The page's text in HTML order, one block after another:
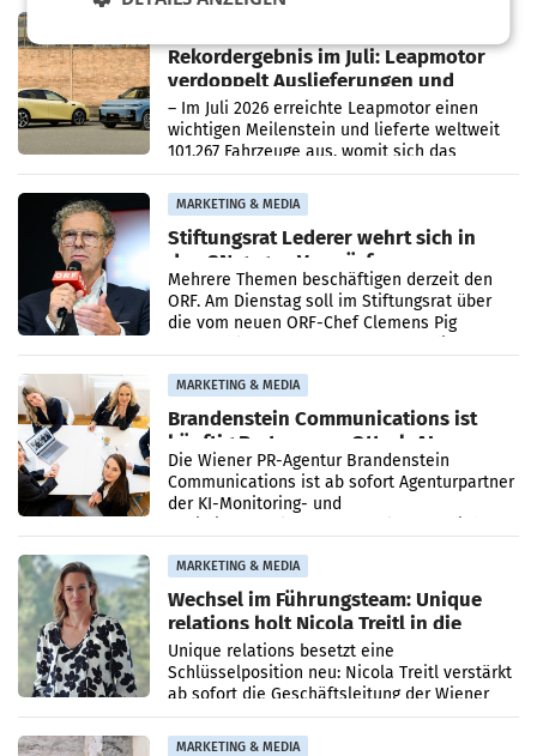
Rekordergebnis im Juli: Leapmotor
verdoppelt Auslieferungen und
überschreitet die 100.000er-Marke
– Im Juli 2026 erreichte Leapmotor einen
wichtigen Meilenstein und lieferte weltweit
101.267 Fahrzeuge aus, womit sich das
Ergebnis gegenüber Juli 2025 mehr als
verdoppelte (+102
MARKETING & MEDIA
Stiftungsrat Lederer wehrt sich in
den SN gegen Vorwürfe
Mehrere Themen beschäftigen derzeit den
ORF. Am Dienstag soll im Stiftungsrat über
die vom neuen ORF-Chef Clemens Pig
MARKETING & MEDIA
Brandenstein Communications ist
künftig Partner von OtterlyAI
Die Wiener PR-Agentur Brandenstein
Communications ist ab sofort Agenturpartner
der KI-Monitoring- und
MARKETING & MEDIA
Wechsel im Führungsteam: Unique
relations holt Nicola Treitl in die
Geschäftsleitung
Unique relations besetzt eine
Schlüsselposition neu: Nicola Treitl verstärkt
ab sofort die Geschäftsleitung der Wiener
PR-Agentur an der Seite von Josef Kalina und
Anna Kalina-Mahr.
MARKETING & MEDIA